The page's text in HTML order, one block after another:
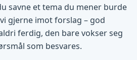
savne et tema du mener burde
gjerne imot forslag – god
ferdig, den bare vokser seg
som besvares.